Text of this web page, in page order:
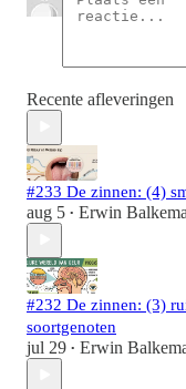
Recente afleveringen
#233 De zinnen: (4)
aug 5 • Erwin Balkema
#232 De zinnen: (3)
soortgenoten
jul 29 • Erwin